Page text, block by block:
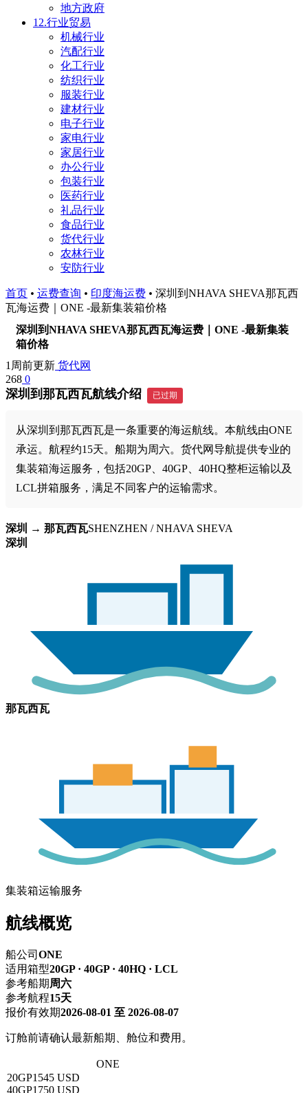
地方政府
12.行业贸易
机械行业
汽配行业
化工行业
纺织行业
服装行业
建材行业
电子行业
家电行业
家居行业
办公行业
包装行业
医药行业
礼品行业
食品行业
货代行业
农林行业
安防行业
首页 • 运费查询 • 印度海运费 • 深圳到NHAVA SHEVA那瓦西
瓦海运费｜ONE -最新集装箱价格
深圳到NHAVA SHEVA那瓦西瓦海运费｜ONE -最新集装
箱价格
1周前更新 货代网
268 0
深圳到那瓦西瓦航线介绍 已过期
从深圳到那瓦西瓦是一条重要的海运航线。本航线由ONE
承运。航程约15天。船期为周六。货代网导航提供专业的
集装箱海运服务，包括20GP、40GP、40HQ整柜运输以及
LCL拼箱服务，满足不同客户的运输需求。
深圳 → 那瓦西瓦SHENZHEN / NHAVA SHEVA
深圳
那瓦西瓦
集装箱运输服务
航线概览
船公司 ONE
适用箱型20GP · 40GP · 40HQ · LCL
参考船期 周六
参考航程15天
报价有效期2026-08-01 至 2026-08-07
订舱前请确认最新船期、舱位和费用。
ONE
20GP1545 USD
40GP1750 USD